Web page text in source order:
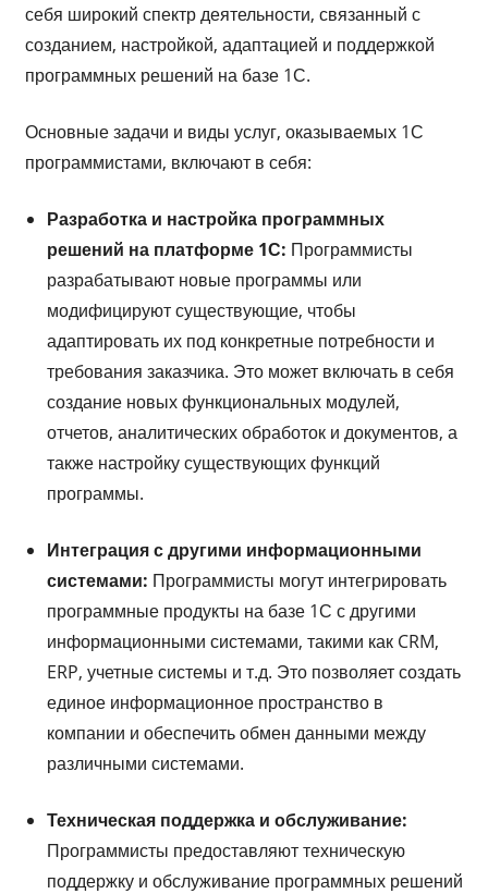
себя широкий спектр деятельности, связанный с
созданием, настройкой, адаптацией и поддержкой
программных решений на базе 1С.
Основные задачи и виды услуг, оказываемых 1С
программистами, включают в себя:
Разработка и настройка программных
решений на платформе 1С: Программисты
разрабатывают новые программы или
модифицируют существующие, чтобы
адаптировать их под конкретные потребности и
требования заказчика. Это может включать в себя
создание новых функциональных модулей,
отчетов, аналитических обработок и документов, а
также настройку существующих функций
программы.
Интеграция с другими информационными
системами: Программисты могут интегрировать
программные продукты на базе 1С с другими
информационными системами, такими как CRM,
ERP, учетные системы и т.д. Это позволяет создать
единое информационное пространство в
компании и обеспечить обмен данными между
различными системами.
Техническая поддержка и обслуживание:
Программисты предоставляют техническую
поддержку и обслуживание программных решений